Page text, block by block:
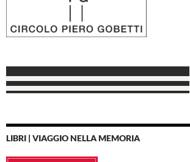
LIBRI | VIAGGIO NELLA MEMORIA